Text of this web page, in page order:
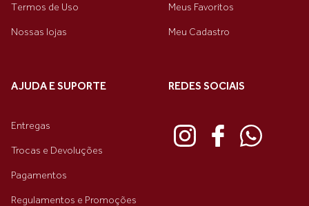
Termos de Uso
Nossas lojas
Meus Favoritos
Meu Cadastro
AJUDA E SUPORTE
Entregas
Trocas e Devoluções
Pagamentos
Regulamentos e Promoções
REDES SOCIAIS